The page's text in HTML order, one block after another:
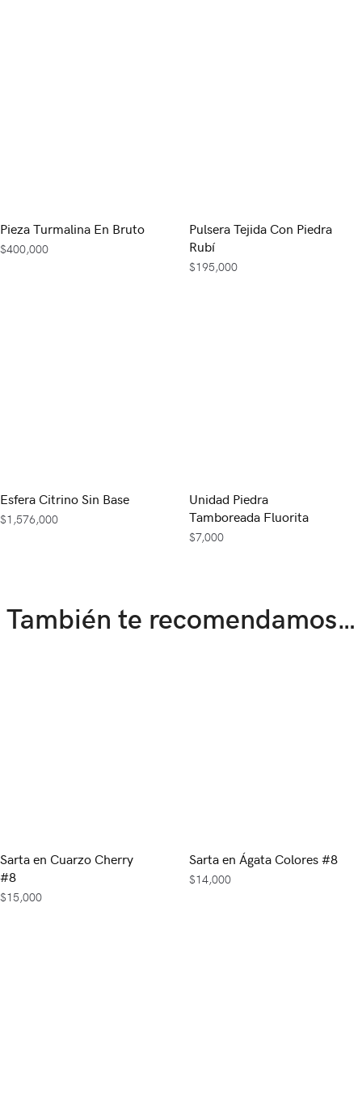
Pieza Turmalina En Bruto
$400,000
Pulsera Tejida Con Piedra
Rubí
$195,000
Esfera Citrino Sin Base
$1,576,000
Unidad Piedra
Tamboreada Fluorita
$7,000
También te recomendamos…
Sarta en Cuarzo Cherry
#8
$15,000
Sarta en Ágata Colores #8
$14,000